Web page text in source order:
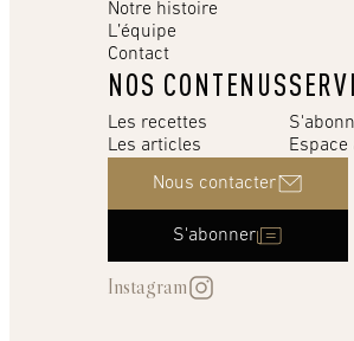
Notre histoire
L’équipe
Contact
NOS CONTENUS
Les recettes
Les articles
Espace
Nous contacter
S'abonner
Instagram